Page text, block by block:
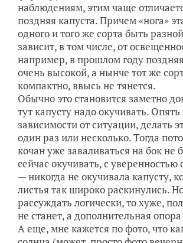
наблюдениям, этим чаще
поздняя капуста. Причем «нога»
одного и того же сорта быть
зависит, в том числе, от
например, в прошлом году
очень высокой, а нынче тот же
компактно, ввысь не тянется.
Обычно это становится заметно
тут капусту надо окучивать.
зависимости от ситуации, делать
один раз или несколько. Тогда
кочан уже заваливаться на бок не
сейчас окучивать, с уверенностью
— никогда не окучивала капусту,
листья так широко раскинулись.
рассуждать логически, то хуже,
не станет, а дополнительная
А еще, мне кажется по фото, что